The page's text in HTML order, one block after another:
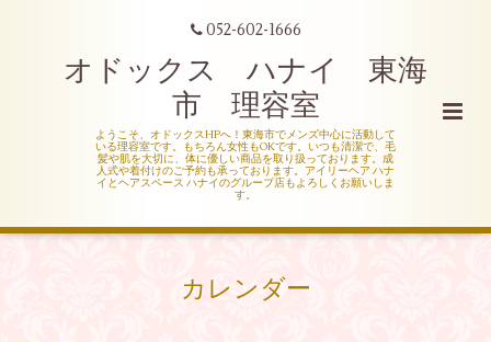
052-602-1666
オドックス ハナイ 東海
市 理容室
ようこそ、オドックスHPへ！東海市でメンズ中心に活動して
いる理容室です。もちろん女性もOKです。いつも清潔で、毛
髪や肌を大切に、体に優しい商品を取り扱っております。成
人式や着付けのご予約も承っております。アイリーヘア ハナ
イとヘアスペース ハナイのグループ店もよろしくお願いしま
す。
カレンダー